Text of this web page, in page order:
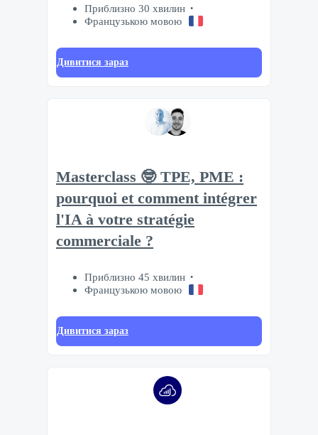
Приблизно 30 хвилин
Французькою мовою
Дивитися зараз
Masterclass 🤓 TPE, PME :
pourquoi et comment intégrer
l'IA à votre stratégie
commerciale ?
Приблизно 45 хвилин
Французькою мовою
Дивитися зараз